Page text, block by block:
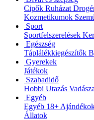
Cipők Ruházat
Kozmetikumok
Sport
Sportfelszerelések
Egészség
Táplálékkiegészítők
Gyerekek
Játékok
Szabadidő
Hobbi Utazás
Egyéb
Egyéb 18+
Állatok